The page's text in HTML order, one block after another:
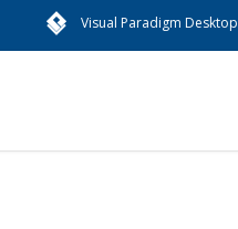
Visual Paradigm Desktop